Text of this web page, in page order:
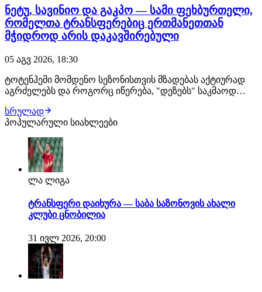
ნეტუ, სავინიო და გაკპო — სამი ფეხბურთელი,
რომელთა ტრანსფერებიც ერთმანეთთან
მჭიდროდ არის დაკავშირებული
05 აგვ 2026, 18:30
ტოტენჰემი მომდენო სეზონისთვის მზადებას აქტიურად
აგრძელებს და როგორც იწერება, "დეზებს" საკმაოდ
ინფორმაციის თანახმად, რობერტო დე ძერბის მთავარი
სატრანსფერო სამიზნე ამ ეტაპზე სავინიოა და კლუბი მის
დასამატებლად ყველაფერს გააკეთებს. ტოტენჰ…
სრულად
პოპულარული სიახლეები
ლა ლიგა
ტრანსფერი დაიხურა — საბა საზონოვის ახალი
კლუბი ცნობილია
31 ივლ 2026, 20:00